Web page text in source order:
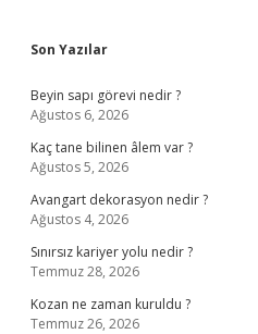
Sidebar
Son Yazılar
Beyin sapı görevi nedir ?
Ağustos 6, 2026
Kaç tane bilinen âlem var ?
Ağustos 5, 2026
Avangart dekorasyon nedir ?
Ağustos 4, 2026
Sınırsız kariyer yolu nedir ?
Temmuz 28, 2026
Kozan ne zaman kuruldu ?
Temmuz 26, 2026